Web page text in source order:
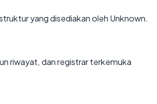
yang disediakan oleh Unknown.
riwayat, dan registrar terkemuka